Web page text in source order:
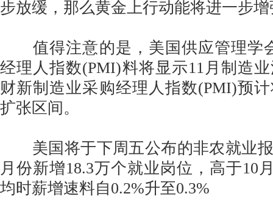
步放缓，那么黄金上行动能将进一步
值得注意的是，美国供应管理学
经理人指数(PMI)料将显示11月制造
财新制造业采购经理人指数(PMI)预
扩张区间。
美国将于下周五公布的非农就业报
月份新增18.3万个就业岗位，高于10
均时薪增速料自0.2%升至0.3%